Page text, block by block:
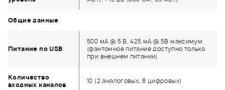
Общие данные
Питание по USB
500 мА @ 5 В, 425 мА @ 5В максимум
(фантомное питание доступно только
при внешнем питании(
Количество
входных каналов
10 (2 аналоговых, 8 цифровых)